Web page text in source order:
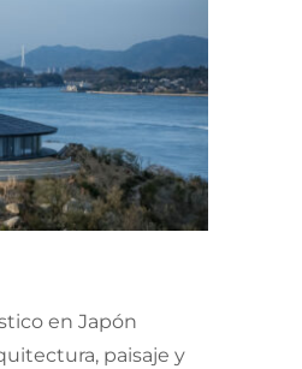
en Japón
paisaje y